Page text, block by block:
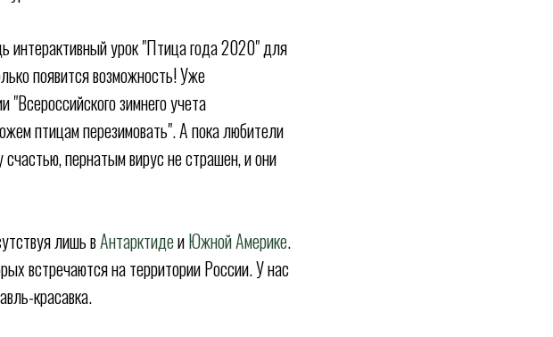
интерактивный урок "Птица года 2020" для
появится возможность! Уже
зимнего учета
птицам перезимовать". А пока любители
пернатым вирус не страшен, и они
лишь вАнтарктидеиЮжной Америке.
встречаются на территории России. У нас
красавка.